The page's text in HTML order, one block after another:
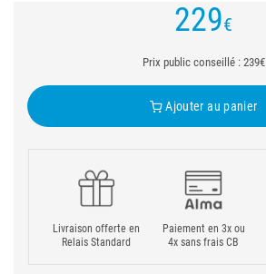
229€
Prix public conseillé : 239€
Ajouter au panier
Livraison offerte en
Relais Standard
Paiement en 3x ou
4x sans frais CB